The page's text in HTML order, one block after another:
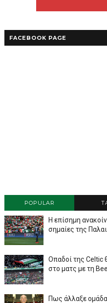
FACEBOOK PAGE
POPULAR
Η επίσημη
σημαίες της
Οπαδοί της Celtic
στο ματς με τη
Πως άλλαξε ομάδα